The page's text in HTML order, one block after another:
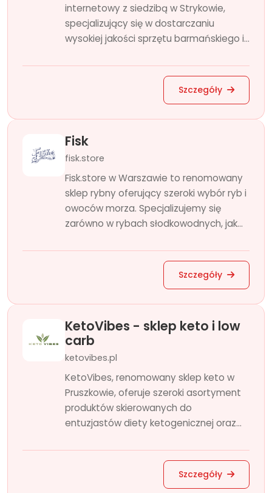
internetowy z siedzibą w Strykowie,
specjalizujący się w dostarczaniu
wysokiej jakości sprzętu barmańskiego i...
Szczegóły
Fisk
fisk.store
Fisk.store w Warszawie to renomowany
sklep rybny oferujący szeroki wybór ryb i
owoców morza. Specjalizujemy się
zarówno w rybach słodkowodnych, jak...
Szczegóły
KetoVibes - sklep keto i low
carb
ketovibes.pl
KetoVibes, renomowany sklep keto w
Pruszkowie, oferuje szeroki asortyment
produktów skierowanych do
entuzjastów diety ketogenicznej oraz...
Szczegóły